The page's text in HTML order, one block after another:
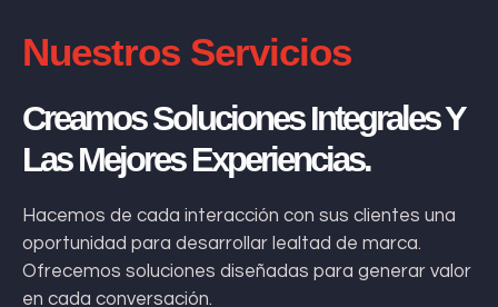
Nuestros Servicios
Creamos Soluciones Integrales Y
Las Mejores Experiencias.
Hacemos de cada interacción con sus clientes una
oportunidad para desarrollar lealtad de marca.
Ofrecemos soluciones diseñadas para generar valor
en cada conversación.